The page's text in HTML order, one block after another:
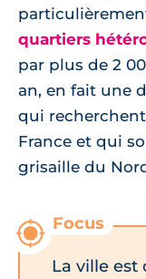
quartiers
par plus de 2
an, en fait une
qui
France et qui
grisaille du
La ville est